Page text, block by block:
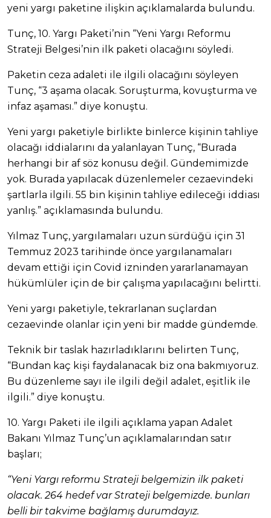
yeni yargı paketine ilişkin açıklamalarda bulundu.
Tunç, 10. Yargı Paketi’nin “Yeni Yargı Reformu
Strateji Belgesi’nin ilk paketi olacağını söyledi.
Paketin ceza adaleti ile ilgili olacağını söyleyen
Tunç, “3 aşama olacak. Soruşturma, kovuşturma ve
infaz aşaması.” diye konuştu.
Yeni yargı paketiyle birlikte binlerce kişinin tahliye
olacağı iddialarını da yalanlayan Tunç, “Burada
herhangi bir af söz konusu değil. Gündemimizde
yok. Burada yapılacak düzenlemeler cezaevindeki
şartlarla ilgili. 55 bin kişinin tahliye edileceği iddiası
yanlış.” açıklamasında bulundu.
Yılmaz Tunç, yargılamaları uzun sürdüğü için 31
Temmuz 2023 tarihinde önce yargılanamaları
devam ettiği için Covid izninden yararlanamayan
hükümlüler için de bir çalışma yapılacağını belirtti.
Yeni yargı paketiyle, tekrarlanan suçlardan
cezaevinde olanlar için yeni bir madde gündemde.
Teknik bir taslak hazırladıklarını belirten Tunç,
“Bundan kaç kişi faydalanacak biz ona bakmıyoruz.
Bu düzenleme sayı ile ilgili değil adalet, eşitlik ile
ilgili.” diye konuştu.
10. Yargı Paketi ile ilgili açıklama yapan Adalet
Bakanı Yılmaz Tunç’un açıklamalarından satır
başları;
“Yeni Yargı reformu Strateji belgemizin ilk paketi
olacak. 264 hedef var Strateji belgemizde. bunları
belli bir takvime bağlamış durumdayız.